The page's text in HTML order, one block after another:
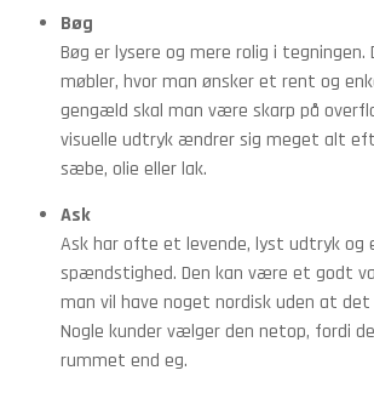
Bøg
Bøg er lysere og mere rolig i
møbler, hvor man ønsker et rent og
gengæld skal man være skarp på
visuelle udtryk ændrer sig meget alt
sæbe, olie eller lak.
Ask
Ask har ofte et levende, lyst udtryk og
spændstighed. Den kan være et godt
man vil have noget nordisk uden at
Nogle kunder vælger den netop, fordi
rummet end eg.